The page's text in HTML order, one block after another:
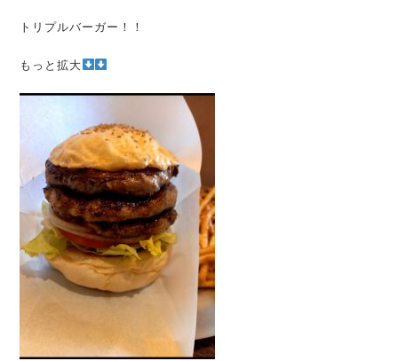
トリプルバーガー！！
もっと拡大